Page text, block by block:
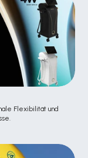
Flexibilität und